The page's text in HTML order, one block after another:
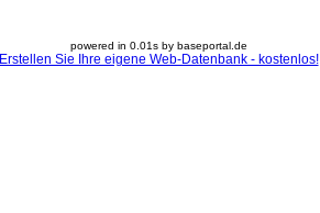
powered in 0.01s by baseportal.de
Erstellen Sie Ihre eigene Web-Datenbank - kostenlos!